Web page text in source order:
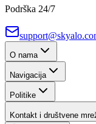
Podrška 24/7
O nama
Navigacija
Politike
Kontakt i društvene